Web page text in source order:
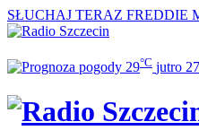
SŁUCHAJ TERAZ FREDDIE
29°C jutro 27